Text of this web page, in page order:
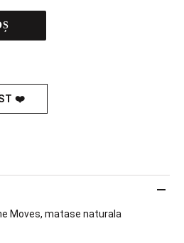
❤️
Moves, matase naturala